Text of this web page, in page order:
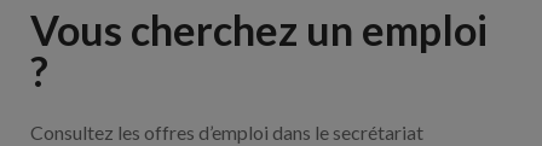
Vous cherchez un emploi
?
Consultez les offres d’emploi dans le secrétariat